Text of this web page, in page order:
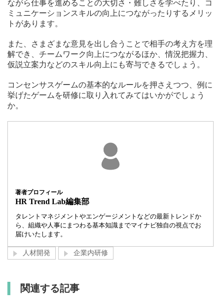
ながら仕事を進めることの大切さ・難しさを学べたり、コ
ミュニケーションスキルの向上につながったりするメリッ
トがあります。
また、さまざまな意見を出し合うことで相手の考え方を理
解でき、チームワーク向上につながるほか、情況把握力、
仮説立案力などのスキル向上にも寄与できるでしょう。
コンセンサスゲームの基本的なルールを押さえつつ、例に
挙げたゲームを研修に取り入れてみてはいかがでしょう
か。
著者プロフィール
HR Trend Lab編集部
タレントマネジメントやエンゲージメントなどの最新トレンドか
ら、組織や人事にまつわる基本知識までマイナビ独自の視点でお
届けいたします。
人材開発 企業内研修
関連する記事